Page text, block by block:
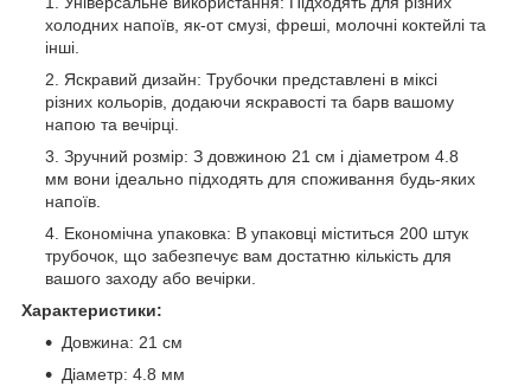
холодних напоїв, як-от смузі, фреші, молочні коктейлі та
інші.
Яскравий дизайн: Трубочки представлені в міксі
різних кольорів, додаючи яскравості та барв вашому
напою та вечірці.
Зручний розмір: З довжиною 21 см і діаметром 4.8
мм вони ідеально підходять для споживання будь-яких
напоїв.
Економічна упаковка: В упаковці міститься 200 штук
трубочок, що забезпечує вам достатню кількість для
вашого заходу або вечірки.
Характеристики:
Довжина: 21 см
Діаметр: 4.8 мм